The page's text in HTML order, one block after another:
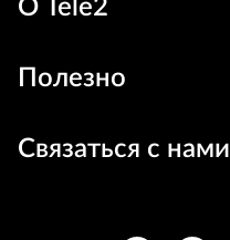
О Tele2
Полезно
Связаться с нами